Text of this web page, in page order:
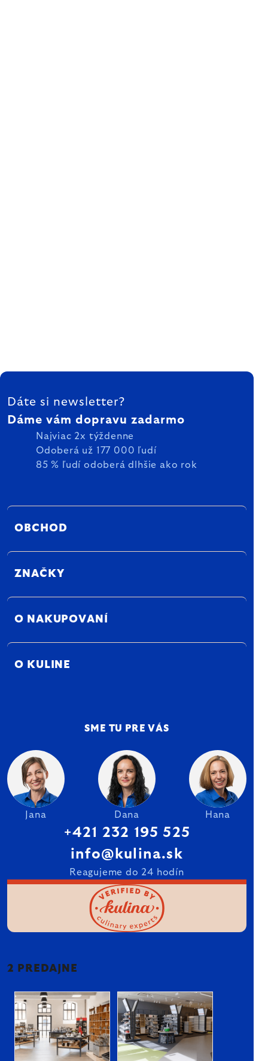
ZÁPÄTIE
Dáte si newsletter?
Dáme vám dopravu zadarmo
Najviac 2x týždenne
Odoberá už 177 000 ľudí
85 % ľudí odoberá dlhšie ako rok
OBCHOD
ZNAČKY
O NAKUPOVANÍ
O KULINE
SME TU PRE VÁS
Jana Dana Hana
+421 232 195 525
info@kulina.sk
Reagujeme do 24 hodín
2 PREDAJNE